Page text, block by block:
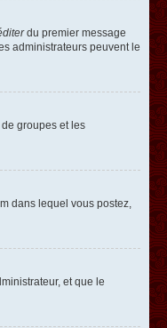
du premier message
administrateurs peuvent le
groupes et les
dans lequel vous postez,
et que le